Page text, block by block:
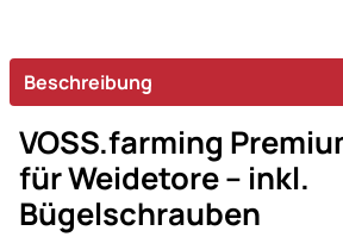
Beschreibung
VOSS.farming
für Weidetore – inkl.
Bügelschrauben